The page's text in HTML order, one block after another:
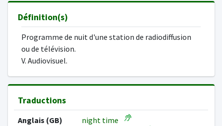
Définition(s)
Programme de nuit d'une station de radiodiffusion
ou de télévision.
V. Audiovisuel.
Traductions
Anglais (GB)
night time